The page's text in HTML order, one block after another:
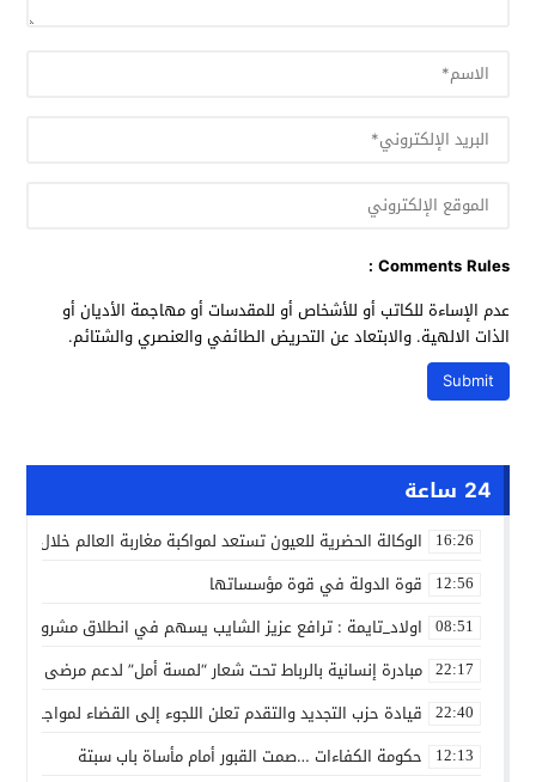
Comments Rules :
عدم الإساءة للكاتب أو للأشخاص أو للمقدسات أو مهاجمة الأديان أو
الذات الالهية. والابتعاد عن التحريض الطائفي والعنصري والشتائم.
24 ساعة
16:26 الوكالة الحضرية للعيون تستعد لمواكبة مغاربة العالم خلال
12:56 قوة الدولة في قوة مؤسساتها
08:51 اولاد_تايمة : ترافع عزيز الشايب يسهم في انطلاق مشروع
22:17 مبادرة إنسانية بالرباط تحت شعار “لمسة أمل” لدعم مرضى
22:40 قيادة حزب التجديد والتقدم تعلن اللجوء إلى القضاء لمواجهة
12:13 حكومة الكفاءات …صمت القبور أمام مأساة باب سبتة